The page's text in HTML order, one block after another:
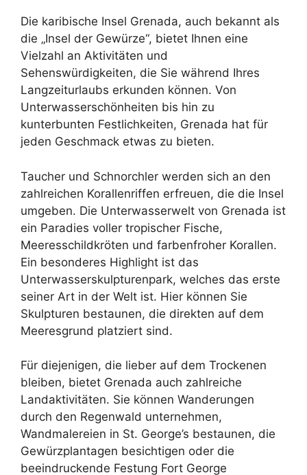
Die karibische Insel Grenada, auch bekannt als
die „Insel der Gewürze“, bietet Ihnen eine
Vielzahl an Aktivitäten und
Sehenswürdigkeiten, die Sie während Ihres
Langzeiturlaubs erkunden können. Von
Unterwasserschönheiten bis hin zu
kunterbunten Festlichkeiten, Grenada hat für
jeden Geschmack etwas zu bieten.
Taucher und Schnorchler werden sich an den
zahlreichen Korallenriffen erfreuen, die die Insel
umgeben. Die Unterwasserwelt von Grenada ist
ein Paradies voller tropischer Fische,
Meeresschildkröten und farbenfroher Korallen.
Ein besonderes Highlight ist das
Unterwasserskulpturenpark, welches das erste
seiner Art in der Welt ist. Hier können Sie
Skulpturen bestaunen, die direkten auf dem
Meeresgrund platziert sind.
Für diejenigen, die lieber auf dem Trockenen
bleiben, bietet Grenada auch zahlreiche
Landaktivitäten. Sie können Wanderungen
durch den Regenwald unternehmen,
Wandmalereien in St. George’s bestaunen, die
Gewürzplantagen besichtigen oder die
beeindruckende Festung Fort George